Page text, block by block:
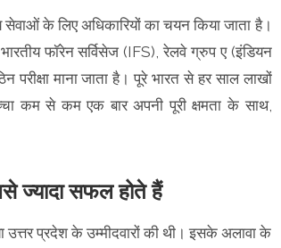
सेवाओं के लिए अधिकारियों का चयन किया जाता है।
फॉरेन सर्विसेज (IFS), रेलवे ग्रुप ए (इंडियन
माना जाता है। पूरे भारत से हर साल लाखों
कम से कम एक बार अपनी पूरी क्षमता के साथ,
ज्यादा सफल होते हैं
प्रदेश के उम्मीदवारों की थी। इसके अलावा के